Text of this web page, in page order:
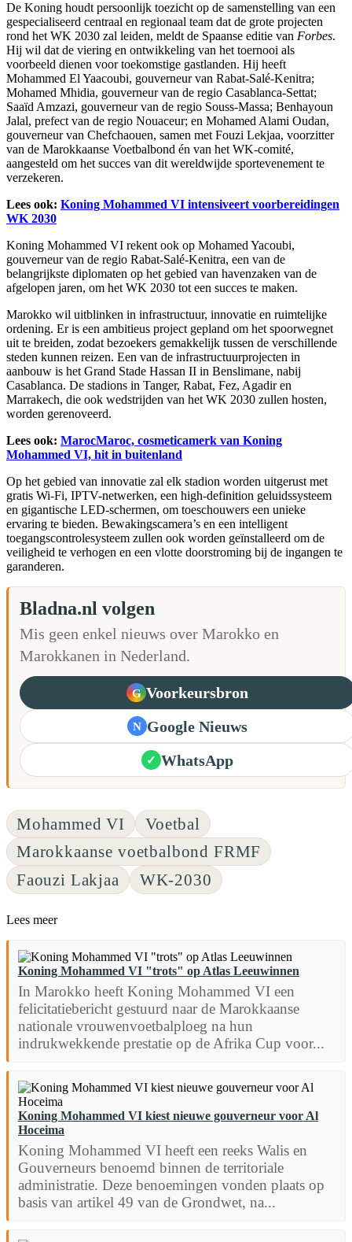
De Koning houdt persoonlijk toezicht op de samenstelling van een
gespecialiseerd centraal en regionaal team dat de grote projecten
rond het WK 2030 zal leiden, meldt de Spaanse editie van Forbes.
Hij wil dat de viering en ontwikkeling van het toernooi als
voorbeeld dienen voor toekomstige gastlanden. Hij heeft
Mohammed El Yaacoubi, gouverneur van Rabat-Salé-Kenitra;
Mohamed Mhidia, gouverneur van de regio Casablanca-Settat;
Saaïd Amzazi, gouverneur van de regio Souss-Massa; Benhayoun
Jalal, prefect van de regio Nouaceur; en Mohamed Alami Oudan,
gouverneur van Chefchaouen, samen met Fouzi Lekjaa, voorzitter
van de Marokkaanse Voetbalbond én van het WK-comité,
aangesteld om het succes van dit wereldwijde sportevenement te
verzekeren.
Lees ook: Koning Mohammed VI intensiveert voorbereidingen
WK 2030
Koning Mohammed VI rekent ook op Mohamed Yacoubi,
gouverneur van de regio Rabat-Salé-Kenitra, een van de
belangrijkste diplomaten op het gebied van havenzaken van de
afgelopen jaren, om het WK 2030 tot een succes te maken.
Marokko wil uitblinken in infrastructuur, innovatie en ruimtelijke
ordening. Er is een ambitieus project gepland om het spoorwegnet
uit te breiden, zodat bezoekers gemakkelijk tussen de verschillende
steden kunnen reizen. Een van de infrastructuurprojecten in
aanbouw is het Grand Stade Hassan II in Benslimane, nabij
Casablanca. De stadions in Tanger, Rabat, Fez, Agadir en
Marrakech, die ook wedstrijden van het WK 2030 zullen hosten,
worden gerenoveerd.
Lees ook: MarocMaroc, cosmeticamerk van Koning
Mohammed VI, hit in buitenland
Op het gebied van innovatie zal elk stadion worden uitgerust met
gratis Wi-Fi, IPTV-netwerken, een high-definition geluidssysteem
en gigantische LED-schermen, om toeschouwers een unieke
ervaring te bieden. Bewakingscamera’s en een intelligent
toegangscontrolesysteem zullen ook worden geïnstalleerd om de
veiligheid te verhogen en een vlotte doorstroming bij de ingangen te
garanderen.
Bladna.nl volgen
Mis geen enkel nieuws over Marokko en
Marokkanen in Nederland.
G Voorkeursbron
N Google Nieuws
✓ WhatsApp
Mohammed VI
Voetbal
Marokkaanse voetbalbond FRMF
Faouzi Lakjaa
WK-2030
Lees meer
Koning Mohammed VI "trots" op Atlas Leeuwinnen
In Marokko heeft Koning Mohammed VI een
felicitatiebericht gestuurd naar de Marokkaanse
nationale vrouwenvoetbalploeg na hun
indrukwekkende prestatie op de Afrika Cup voor...
Koning Mohammed VI kiest nieuwe gouverneur voor Al
Hoceima
Koning Mohammed VI heeft een reeks Walis en
Gouverneurs benoemd binnen de territoriale
administratie. Deze benoemingen vonden plaats op
basis van artikel 49 van de Grondwet, na...